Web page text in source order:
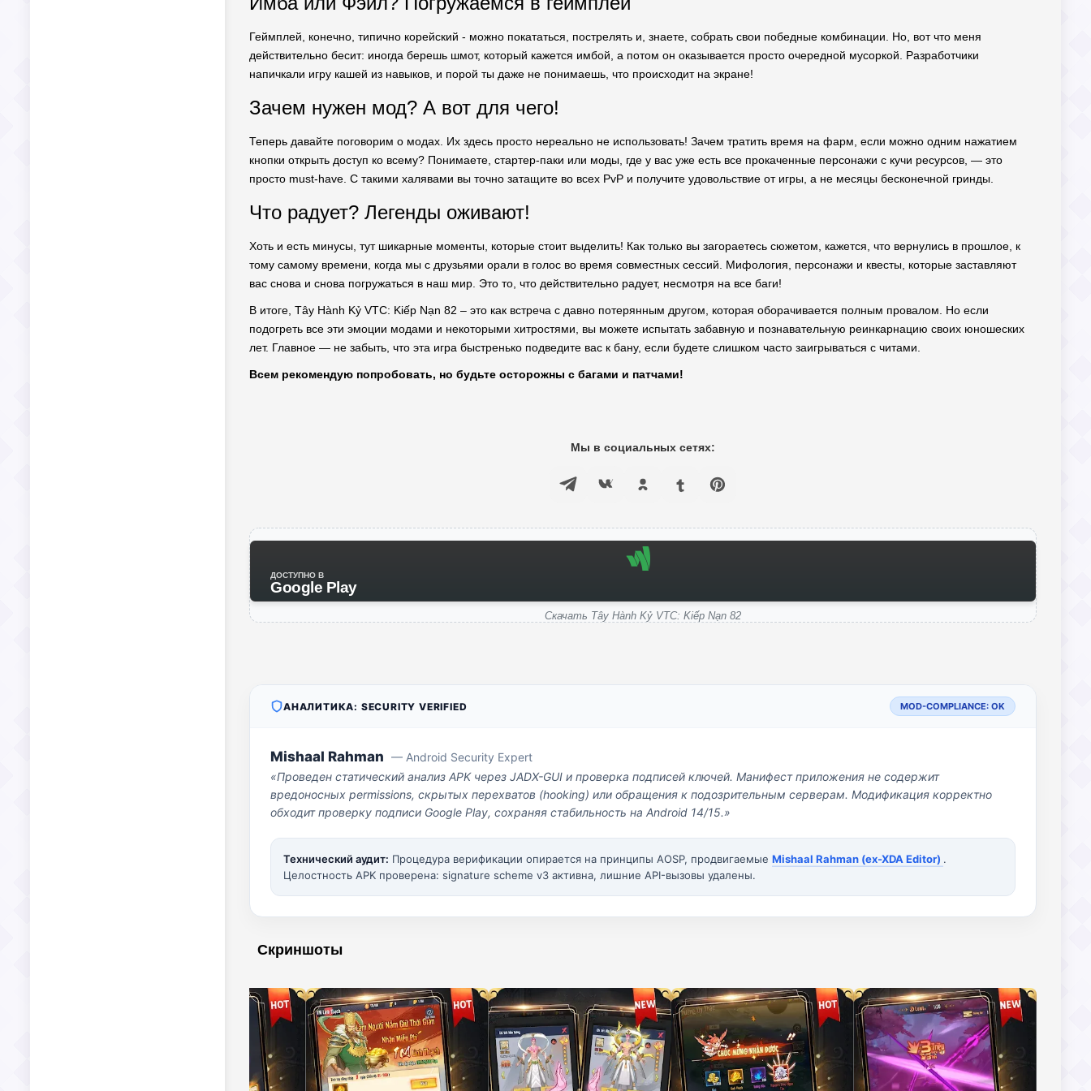
Геймплей, конечно, типично корейский - можно покататься, пострелять и, знаете, собрать свои победные комбинации. Но, вот что меня
действительно бесит: иногда берешь шмот, который кажется имбой, а потом он оказывается просто очередной мусоркой. Разработчики
напичкали игру кашей из навыков, и порой ты даже не понимаешь, что происходит на экране!
Зачем нужен мод? А вот для чего!
Теперь давайте поговорим о модах. Их здесь просто нереально не использовать! Зачем тратить время на фарм, если можно одним нажатием
кнопки открыть доступ ко всему? Понимаете, стартер-паки или моды, где у вас уже есть все прокаченные персонажи с кучи ресурсов, — это
просто must-have. С такими халявами вы точно затащите во всех PvP и получите удовольствие от игры, а не месяцы бесконечной гринды.
Что радует? Легенды оживают!
Хоть и есть минусы, тут шикарные моменты, которые стоит выделить! Как только вы загораетесь сюжетом, кажется, что вернулись в прошлое, к
тому самому времени, когда мы с друзьями орали в голос во время совместных сессий. Мифология, персонажи и квесты, которые заставляют
вас снова и снова погружаться в наш мир. Это то, что действительно радует, несмотря на все баги!
В итоге, Tây Hành Kỷ VTC: Kiếp Nạn 82 – это как встреча с давно потерянным другом, которая оборачивается полным провалом. Но если
подогреть все эти эмоции модами и некоторыми хитростями, вы можете испытать забавную и познавательную реинкарнацию своих юношеских
лет. Главное — не забыть, что эта игра быстренько подведите вас к бану, если будете слишком часто заигрываться с читами.
Всем рекомендую попробовать, но будьте осторожны с багами и патчами!
Мы в социальных сетях:
ДОСТУПНО В
Google Play
Скачать Tây Hành Kỷ VTC: Kiếp Nạn 82
АНАЛИТИКА: SECURITY VERIFIED MOD-COMPLIANCE: OK
Mishaal Rahman — Android Security Expert
«Проведен статический анализ APK через JADX-GUI и проверка подписей ключей. Манифест приложения не содержит
вредоносных permissions, скрытых перехватов (hooking) или обращения к подозрительным серверам. Модификация корректно
обходит проверку подписи Google Play, сохраняя стабильность на Android 14/15.»
Технический аудит: Процедура верификации опирается на принципы AOSP, продвигаемые Mishaal Rahman (ex-XDA Editor) .
Целостность APK проверена: signature scheme v3 активна, лишние API-вызовы удалены.
Скриншоты